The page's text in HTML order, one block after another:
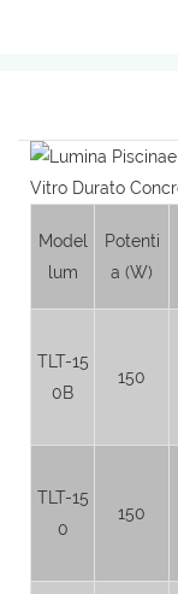
Model
lum
Potenti
a (W)
TLT-15
0B
150
TLT-15
0
150